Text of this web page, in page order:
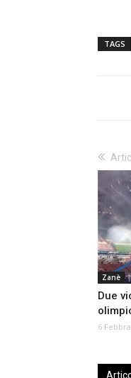
TAGS
Zanè
Due
6